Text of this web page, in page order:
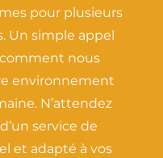
pour plusieurs
Un simple appel
nous
environnement
N’attendez
service de
et adapté à vos